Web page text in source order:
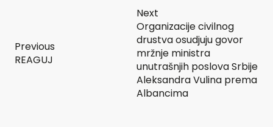
Previous
REAGUJ
Next
Organizacije civilnog
drustva osudjuju govor
mržnje ministra
unutrašnjih poslova Srbije
Aleksandra Vulina prema
Albancima